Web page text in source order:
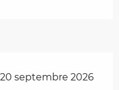
septembre 2026